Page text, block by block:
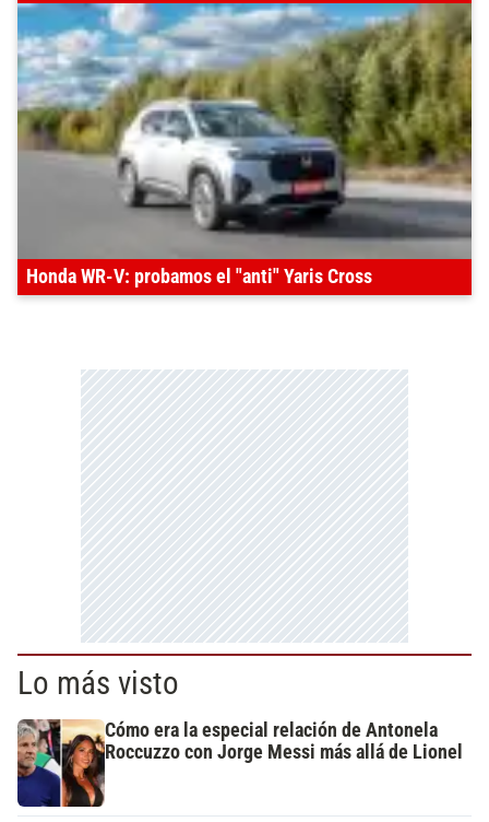
Honda WR-V: probamos el "anti" Yaris Cross
Lo más visto
Cómo era la especial relación de Antonela
Roccuzzo con Jorge Messi más allá de Lionel